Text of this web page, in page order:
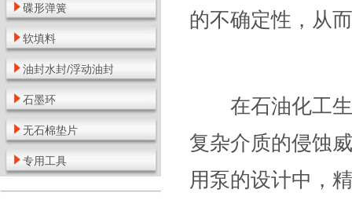
碟形弹簧
软填料
油封水封/浮动油封
石墨环
无石棉垫片
专用工具
的不确定性，从
在石油化工生
复杂介质的侵蚀
用泵的设计中，